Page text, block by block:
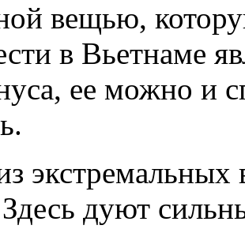
вещью,
в Вьетнаме
ее можно и
экстремальных
дуют